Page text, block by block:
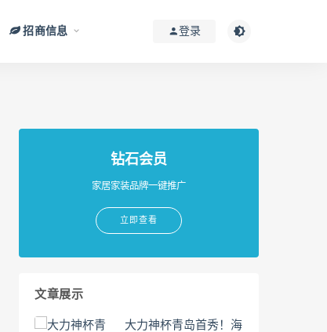
招商信息 登录
钻石会员
家居家装品牌一键推广
立即查看
文章展示
大力神杯青岛首秀！海